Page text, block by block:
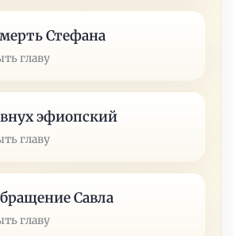
Стефана
главу
эфиопский
главу
Савла
главу